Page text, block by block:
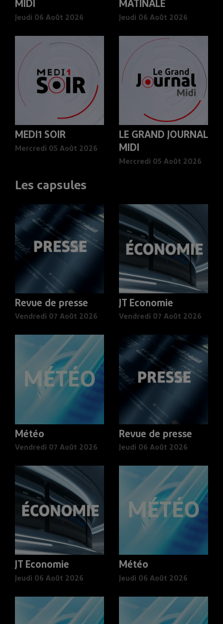
MIDI
Jeudi 06 Août 2026
MATINALE
Jeudi 06 Août 2026
MEDI1 SOIR
Mercredi 05 Août 2026
LE GRAND JOURNAL
MIDI
Mercredi 05 Août 2026
Les capsules
Revue de presse
Vendredi 07 Août 2026
JT Economie
Vendredi 07 Août 2026
Météo
Vendredi 07 Août 2026
Revue de presse
Jeudi 06 Août 2026
JT Economie
Jeudi 06 Août 2026
Météo
Jeudi 06 Août 2026